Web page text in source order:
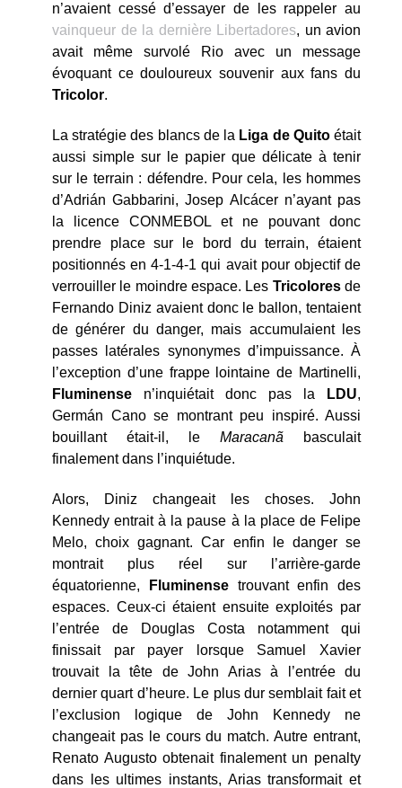
n’avaient cessé d’essayer de les rappeler au
vainqueur de la dernière Libertadores, un avion
avait même survolé Rio avec un message
évoquant ce douloureux souvenir aux fans du
Tricolor.
La stratégie des blancs de la Liga de Quitoétait
aussi simple sur le papier que délicate à tenir
sur le terrain : défendre. Pour cela, les hommes
d’Adrián Gabbarini, Josep Alcácer n’ayant pas
la licence CONMEBOL et ne pouvant donc
prendre place sur le bord du terrain, étaient
positionnés en 4-1-4-1 qui avait pour objectif de
verrouiller le moindre espace. Les Tricoloresde
Fernando Diniz avaient donc le ballon, tentaient
de générer du danger, mais accumulaient les
passes latérales synonymes d’impuissance. À
l’exception d’une frappe lointaine de Martinelli,
Fluminense n’inquiétait donc pas la LDU,
Germán Cano se montrant peu inspiré. Aussi
bouillant était-il, le Maracanã basculait
finalement dans l’inquiétude.
Alors, Diniz changeait les choses. John
Kennedy entrait à la pause à la place de Felipe
Melo, choix gagnant. Car enfin le danger se
montrait plus réel sur l’arrière-garde
équatorienne,
Fluminensetrouvant enfin des
espaces. Ceux-ci étaient ensuite exploités par
l’entrée de Douglas Costa notamment qui
finissait par payer lorsque Samuel Xavier
trouvait la tête de John Arias à l’entrée du
dernier quart d’heure. Le plus dur semblait fait et
l’exclusion logique de John Kennedy ne
changeait pas le cours du match. Autre entrant,
Renato Augusto obtenait finalement un penalty
dans les ultimes instants, Arias transformait et